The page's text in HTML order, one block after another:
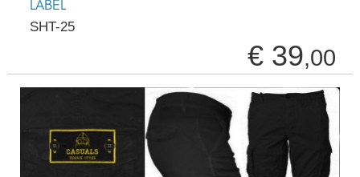
LABEL
SHT-25
€ 39,00